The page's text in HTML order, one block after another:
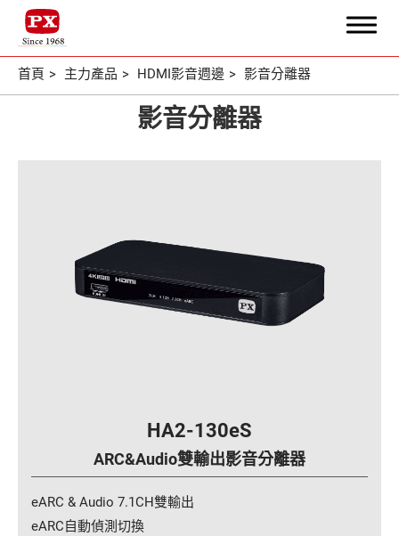
首頁 主力產品 HDMI影音週邊 影音分離器
影音分離器
HA2-130eS
ARC&Audio雙輸出影音分離器
eARC & Audio 7.1CH雙輸出
eARC自動偵測切換
搜尋
主力產品
切換器/分配器
影音分離器